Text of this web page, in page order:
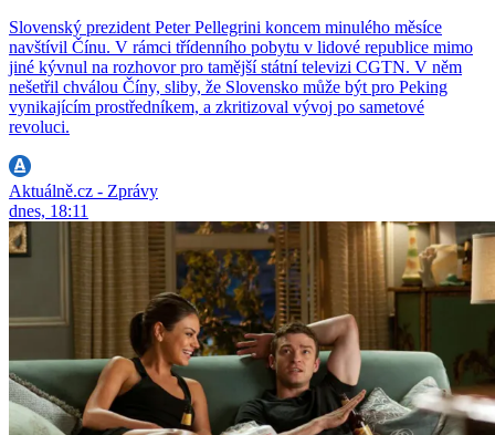
Slovenský prezident Peter Pellegrini koncem minulého měsíce
navštívil Čínu. V rámci třídenního pobytu v lidové republice mimo
jiné kývnul na rozhovor pro tamější státní televizi CGTN. V něm
nešetřil chválou Číny, sliby, že Slovensko může být pro Peking
vynikajícím prostředníkem, a zkritizoval vývoj po sametové
revoluci.
Aktuálně.cz - Zprávy
dnes, 18:11